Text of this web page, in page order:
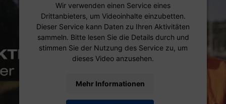
Wir verwenden einen Service eines
Drittanbieters, um Videoinhalte einzubetten.
Dieser Service kann Daten zu Ihren Aktivitäten
sammeln. Bitte lesen Sie die Details durch und
stimmen Sie der Nutzung des Service zu, um
dieses Video anzusehen.
Mehr Informationen